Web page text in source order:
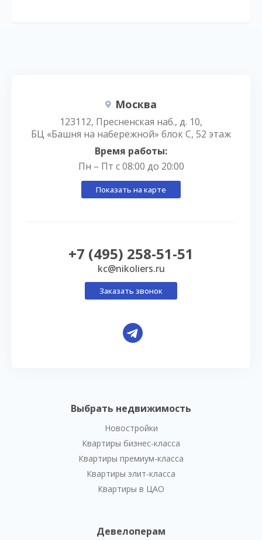
Выбрать недвижимость
Новостройки
Квартиры бизнес-класса
Квартиры премиум-класса
Квартиры элит-класса
Квартиры в ЦАО
Девелоперам
Москва
123112, Пресненская наб., д. 10,
БЦ «Башня на набережной» блок С, 52 этаж
Время работы:
Пн – Пт с 08:00 до 20:00
Показать на карте
+7 (495) 258-51-51
kc@nikoliers.ru
Заказать звонок